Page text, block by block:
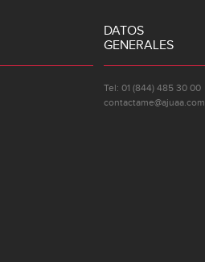
DATOS
GENERALES
Tel: 01 (844) 485 30 00
contactame@ajuaa.com